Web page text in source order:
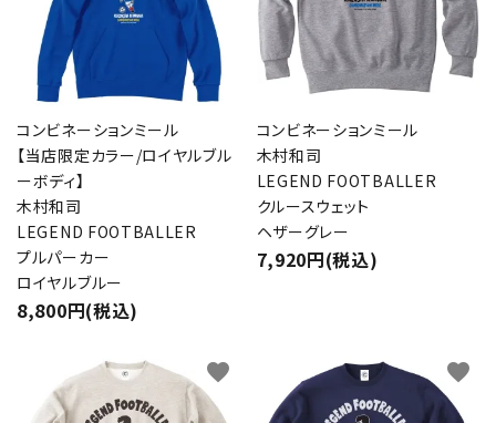
コンビネーションミール
【当店限定カラー/ロイヤルブル
ーボディ】
木村和司
LEGEND FOOTBALLER
プルパーカー
ロイヤルブルー
8,800円(税込)
コンビネーションミール
木村和司
LEGEND FOOTBALLER
クルースウェット
ヘザーグレー
7,920円(税込)
favorite favorite